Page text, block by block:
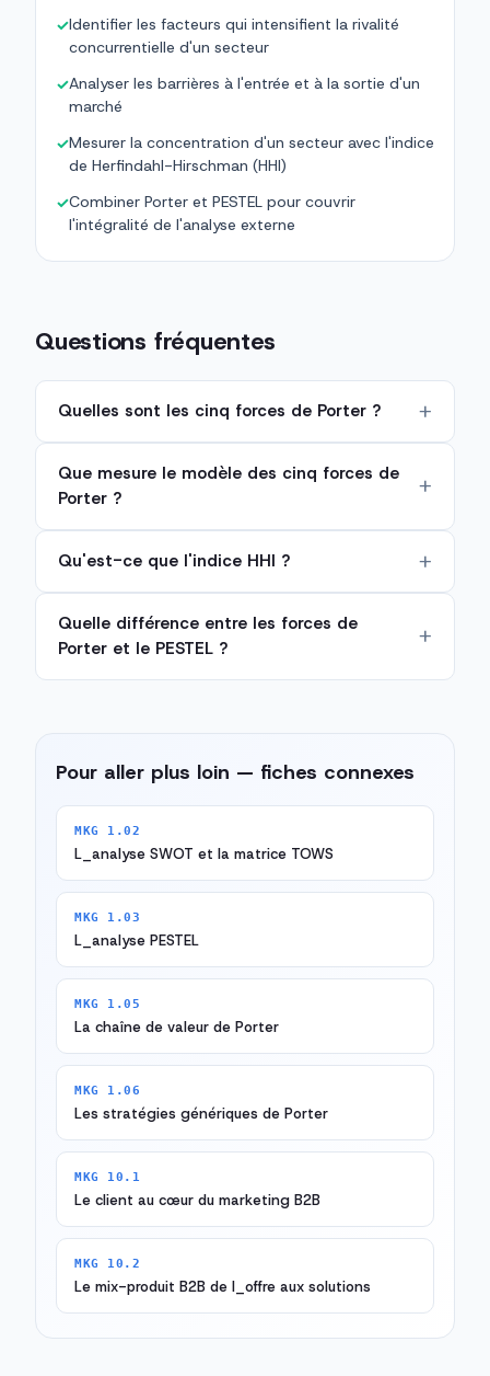
✓Identifier les facteurs qui intensifient la rivalité
concurrentielle d'un secteur
✓Analyser les barrières à l'entrée et à la sortie d'un
marché
✓Mesurer la concentration d'un secteur avec l'indice
de Herfindahl-Hirschman (HHI)
✓Combiner Porter et PESTEL pour couvrir
l'intégralité de l'analyse externe
Questions fréquentes
Quelles sont les cinq forces de Porter ?
Que mesure le modèle des cinq forces de
Porter ?
Qu'est-ce que l'indice HHI ?
Quelle différence entre les forces de
Porter et le PESTEL ?
Pour aller plus loin — fiches connexes
MKG 1.02
L_analyse SWOT et la matrice TOWS
MKG 1.03
L_analyse PESTEL
MKG 1.05
La chaîne de valeur de Porter
MKG 1.06
Les stratégies génériques de Porter
MKG 10.1
Le client au cœur du marketing B2B
MKG 10.2
Le mix-produit B2B de l_offre aux solutions